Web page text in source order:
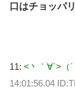
口はチョッパ
11: <丶｀∀´>
14:01:56.04